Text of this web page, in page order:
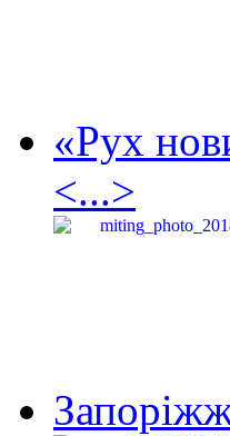
«Рух
<...>